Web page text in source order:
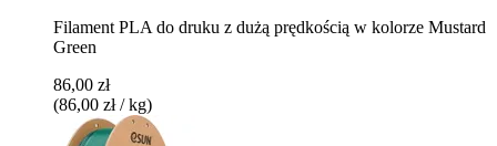
Filament PLA do druku z dużą prędkością w kolorze Mustard
Green
86,00 zł
(86,00 zł / kg)